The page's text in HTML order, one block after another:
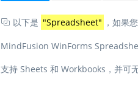
以下是 "Spreadsheet" ，如果
MindFusion WinForms
支持 Sheets 和 Workbooks，并可